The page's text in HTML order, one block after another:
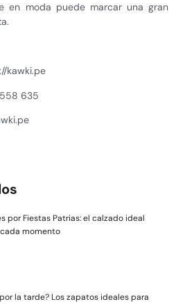
en moda puede marcar una gran
kawki.pe
635
por Fiestas Patrias: el calzado ideal
momento
la tarde? Los zapatos ideales para